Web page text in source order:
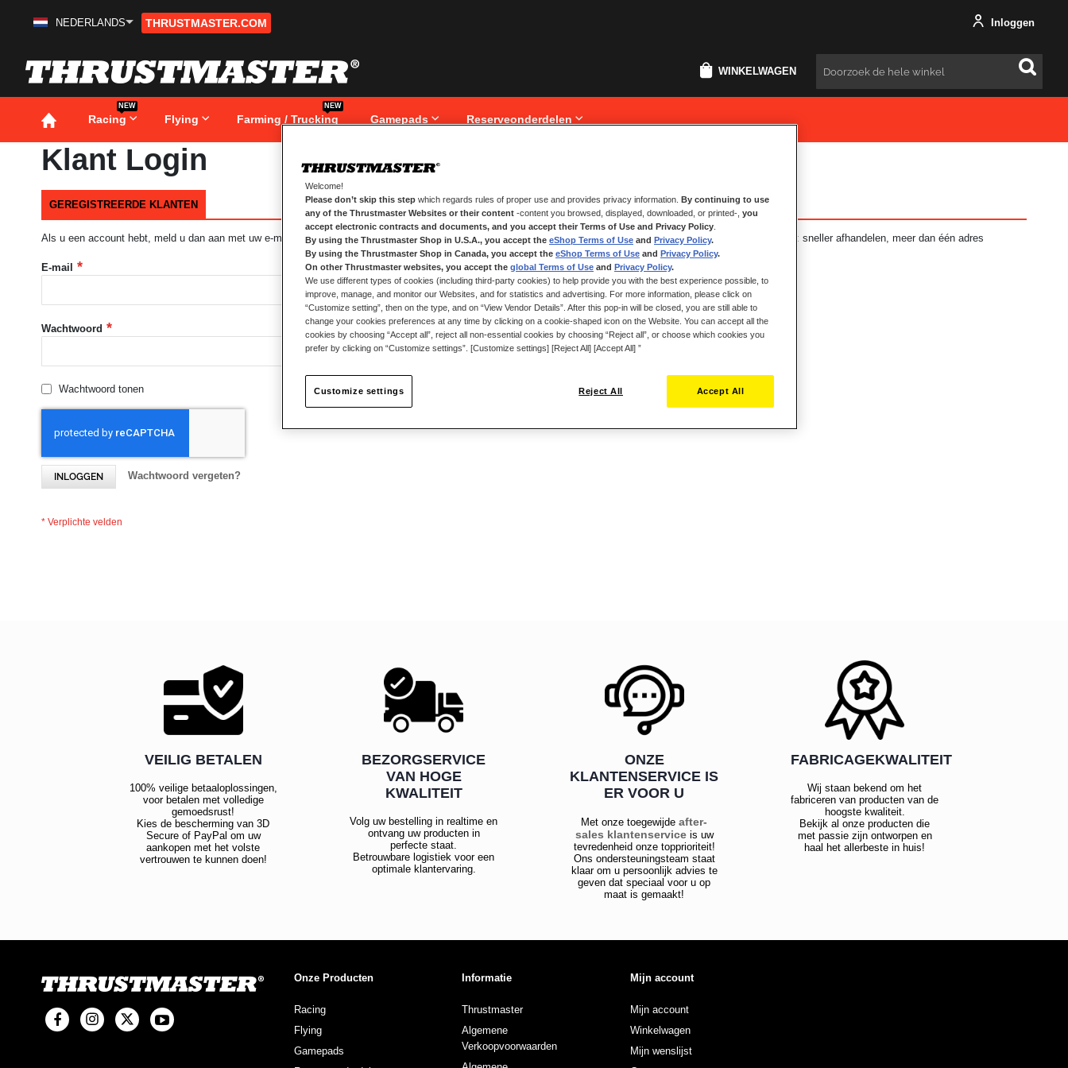
Ga
inhoud
NEDERLANDS THRUSTMASTER.COM Inloggen
WINKELWAGEN Zoeken
Racing
NEW
Flying Farming / Trucking
NEW
Gamepads Reserveonderdelen
Klant Login
GEREGISTREERDE KLANTEN
Als u een account hebt, meld u dan aan met uw e-mailadres.
E-mail
Wachtwoord
Wachtwoord tonen
INLOGGEN Wachtwoord vergeten?
NIEUWE KLANTEN
Het aanmaken van een account heeft vele voordelen: sneller afhandelen, meer dan één adres
registreren, volgen van bestellingen en meer.
ACCOUNT AANMAKEN
VEILIG BETALEN
100% veilige betaaloplossingen,
voor betalen met volledige
gemoedsrust!
Kies de bescherming van 3D
Secure of PayPal om uw
aankopen met het volste
vertrouwen te kunnen doen!
BEZORGSERVICE
VAN HOGE
KWALITEIT
Volg uw bestelling in realtime en
ontvang uw producten in
perfecte staat.
Betrouwbare logistiek voor een
optimale klantervaring.
ONZE
KLANTENSERVICE IS
ER VOOR U
Met onze toegewijdeafter-
sales klantenserviceis uw
tevredenheid onze topprioriteit!
Ons ondersteuningsteam staat
klaar om u persoonlijk advies te
geven dat speciaal voor u op
maat is gemaakt!
FABRICAGEKWALITEIT
Wij staan bekend om het
fabriceren van producten van de
hoogste kwaliteit.
Bekijk al onze producten die
met passie zijn ontworpen en
haal het allerbeste in huis!
Onze Producten
Racing
Flying
Gamepads
Informatie
Thrustmaster
Algemene
Verkoopvoorwaarden
Mijn account
Mijn account
Winkelwagen
Mijn wenslijst
Welcome!
Please don’t skip this step which regards rules of proper use and provides privacy information.
By continuing to use
any of the Thrustmaster Websites or their content -content you browsed, displayed, downloaded, or printed-, you
accept electronic contracts and documents, and you accept their Terms of Use and Privacy Policy
By using the Thrustmaster Shop in U.S.A., you accept the eShop Terms of Use and Privacy Policy.
By using the Thrustmaster Shop in Canada, you accept the eShop Terms of Use and Privacy Policy.
On other Thrustmaster websites, you accept the global Terms of Use and Privacy Policy.
We use different types of cookies (including third-party cookies) to help provide you with the best experience possible, to
improve, manage, and monitor our Websites, and for statistics and advertising. For more information, please click on
“Customize setting”, then on the type, and on “View Vendor Details”. After this pop-in will be closed, you are still able to
change your cookies preferences at any time by clicking on a cookie-shaped icon on the Website. You can accept all the
cookies by choosing “Accept all”, reject all non-essential cookies by choosing “Reject all”, or choose which cookies you
prefer by clicking on “Customize settings”. [Customize settings] [Reject All] [Accept All] ”
Reject All Accept All
Customize settings